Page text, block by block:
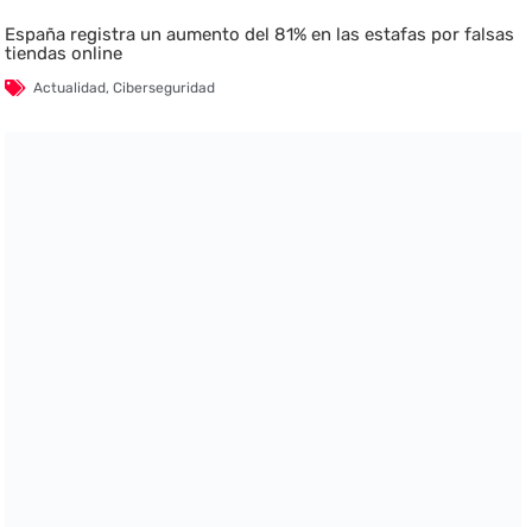
España registra un aumento del 81% en las estafas por falsas
tiendas online
Actualidad,Ciberseguridad